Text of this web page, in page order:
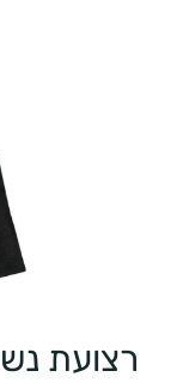
רצועת